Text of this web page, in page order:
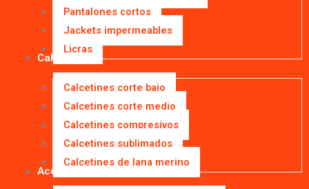
Pantalones cortos
Jackets impermeables
Licras
Calcetines
Calcetines corte bajo
Calcetines corte medio
Calcetines compresivos
Calcetines sublimados
Calcetines de lana merino
Accesorios